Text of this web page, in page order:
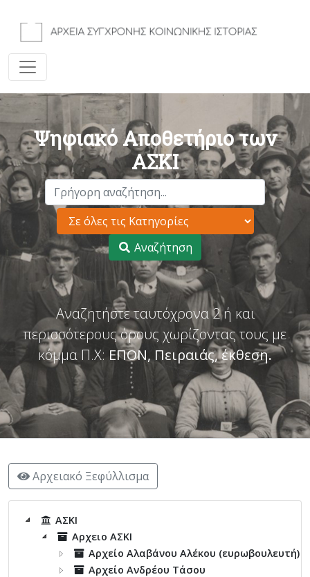
Ψηφιακό Αποθετήριο των
ΑΣΚΙ
Αναζήτηση
Αναζητήστε ταυτόχρονα 2 ή και
περισσότερους όρους χωρίζοντας τους με
κόμμα Π.Χ: ΕΠΟΝ, Πειραιάς, έκθεση.
Αρχειακό Ξεφύλλισμα
ΑΣΚΙ
Αρχειο ΑΣΚΙ
Αρχείο Αλαβάνου Αλέκου (ευρωβουλευτή)
Αρχείο Ανδρέου Τάσου